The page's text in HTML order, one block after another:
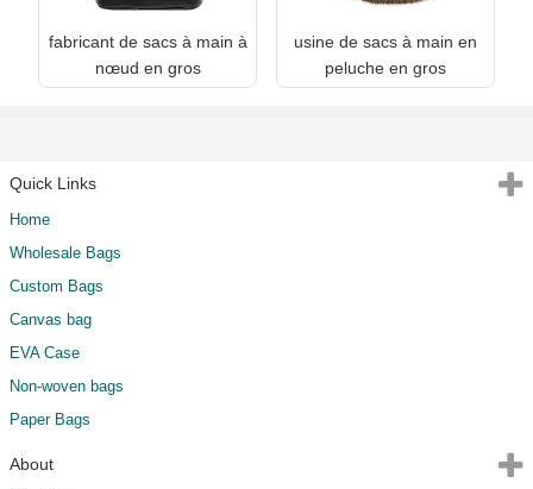
fabricant de sacs à main à
nœud en gros
usine de sacs à main en
peluche en gros
Quick Links
Home
Wholesale Bags
Custom Bags
Canvas bag
EVA Case
Non-woven bags
Paper Bags
About